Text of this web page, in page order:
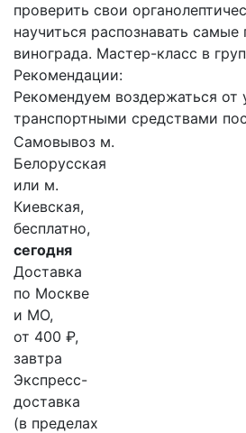
проверить свои
научиться распознавать самые
винограда. Мастер-класс в
Рекомендации:
Рекомендуем воздержаться от
транспортными средствами
Самовывоз м.
Белорусская
или м.
Киевская,
бесплатно,
сегодня
Доставка
по Москве
и МО,
от 400 ₽,
завтра
Экспресс-
доставка
(в пределах